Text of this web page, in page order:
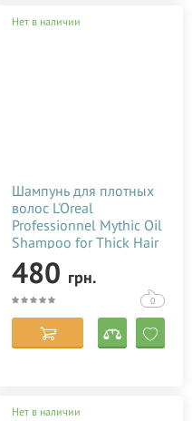
Нет в наличии
Шампунь для плотных
волос L'Oreal
Professionnel Mythic Oil
Shampoo for Thick Hair
250 мл
480 грн.
0
Нет в наличии